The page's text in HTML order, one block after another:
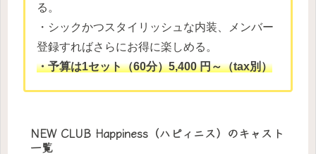
る。
・シックかつスタイリッシュな内装、メンバー
登録すればさらにお得に楽しめる。
・予算は1セット（60分）5,400 円～（tax別）
NEW CLUB Happiness（ハピィニス）のキャスト
一覧